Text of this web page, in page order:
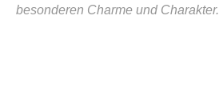
besonderen Charme und Charakter.